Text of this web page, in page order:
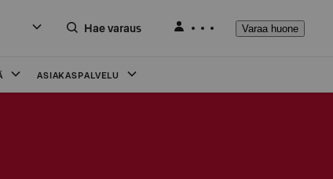
Hae varaus Varaa huone
ASIAKASPALVELU